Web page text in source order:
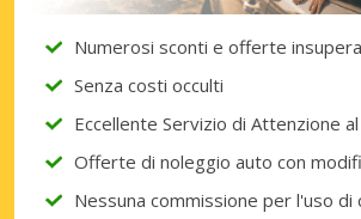
Numerosi sconti e offerte
Senza costi occulti
Eccellente Servizio di Attenzione
Offerte di noleggio auto con
Nessuna commissione per l'uso